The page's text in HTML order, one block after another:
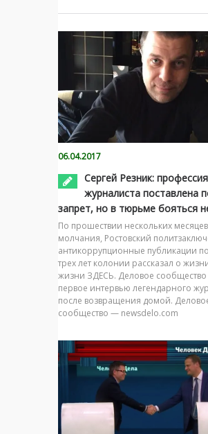
06.04.2017
Сергей Резник: профессия
журналиста поставлена
запрет, но в тюрьме бояться
По прошествии нескольких месяцев
молчания, Ростовский
антикоррупционные публикации
трех лет колонии рассказал о
жизни ЗДЕСЬ. Деловое сообщество
первое интервью легендарного
после возвращения домой.
сообщество — newsdelo.com